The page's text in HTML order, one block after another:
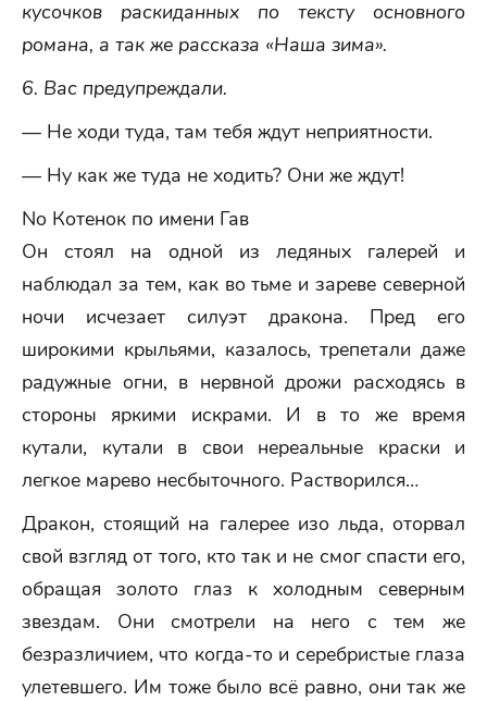
кусочков раскиданных по тексту основного
романа, а так же рассказа «Наша зима».
6. Вас предупреждали.
— Не ходи туда, там тебя ждут неприятности.
— Ну как же туда не ходить? Они же ждут!
No Котенок по имени Гав
Он стоял на одной из ледяных галерей и
наблюдал за тем, как во тьме и зареве северной
ночи исчезает силуэт дракона. Пред его
широкими крыльями, казалось, трепетали даже
радужные огни, в нервной дрожи расходясь в
стороны яркими искрами. И в то же время
кутали, кутали в свои нереальные краски и
легкое марево несбыточного. Растворился…
Дракон, стоящий на галерее изо льда, оторвал
свой взгляд от того, кто так и не смог спасти его,
обращая золото глаз к холодным северным
звездам. Они смотрели на него с тем же
безразличием, что когда-то и серебристые глаза
улетевшего. Им тоже было всё равно, они так же